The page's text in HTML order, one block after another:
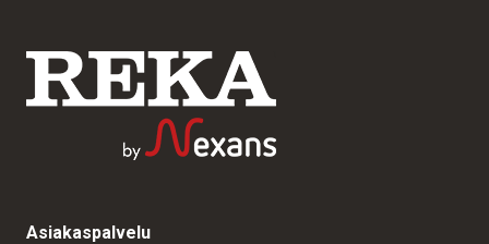
Asiakaspalvelu